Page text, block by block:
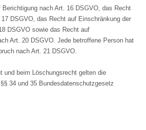
Berichtigung nach Art. 16 DSGVO, das Recht
DSGVO, das Recht auf Einschränkung der
DSGVO sowie das Recht auf
Art. 20 DSGVO. Jede betroffene Person hat
nach Art. 21 DSGVO.
und beim Löschungsrecht gelten die
34 und 35 Bundesdatenschutzgesetz